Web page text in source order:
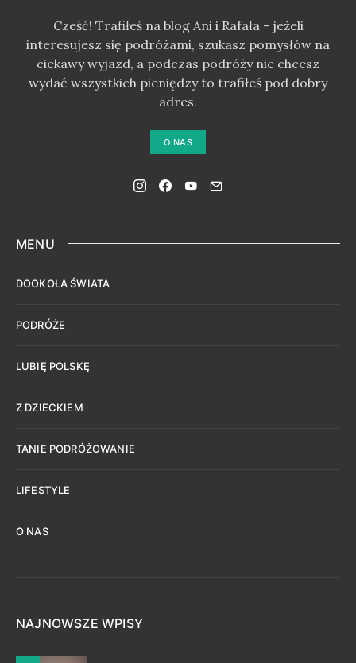
Cześć! Trafiłeś na blog Ani i Rafała - jeżeli
interesujesz się podróżami, szukasz pomysłów na
ciekawy wyjazd, a podczas podróży nie chcesz
wydać wszystkich pieniędzy to trafiłeś pod dobry
adres.
O NAS
MENU
DOOKOŁA ŚWIATA
PODRÓŻE
LUBIĘ POLSKĘ
Z DZIECKIEM
TANIE PODRÓŻOWANIE
LIFESTYLE
O NAS
NAJNOWSZE WPISY